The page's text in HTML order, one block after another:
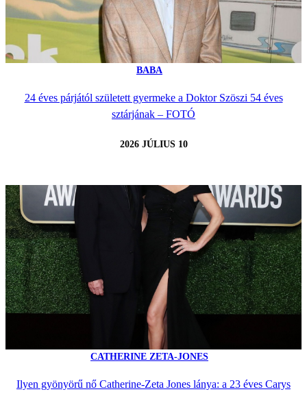
BABA
24 éves párjától született gyermeke a Doktor Szöszi 54 éves
sztárjának – FOTÓ
2026 JÚLIUS 10
CATHERINE ZETA-JONES
Ilyen gyönyörű nő Catherine-Zeta Jones lánya: a 23 éves Carys